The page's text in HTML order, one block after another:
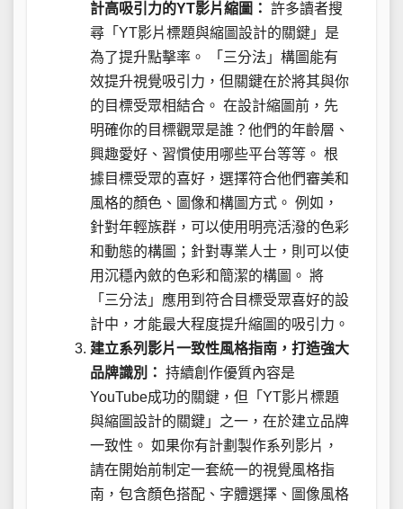
計高吸引力的YT影片縮圖： 許多讀者搜
尋「YT影片標題與縮圖設計的關鍵」是
為了提升點擊率。 「三分法」構圖能有
效提升視覺吸引力，但關鍵在於將其與你
的目標受眾相結合。 在設計縮圖前，先
明確你的目標觀眾是誰？他們的年齡層、
興趣愛好、習慣使用哪些平台等等。 根
據目標受眾的喜好，選擇符合他們審美和
風格的顏色、圖像和構圖方式。 例如，
針對年輕族群，可以使用明亮活潑的色彩
和動態的構圖；針對專業人士，則可以使
用沉穩內斂的色彩和簡潔的構圖。 將
「三分法」應用到符合目標受眾喜好的設
計中，才能最大程度提升縮圖的吸引力。
建立系列影片一致性風格指南，打造強大
品牌識別： 持續創作優質內容是
YouTube成功的關鍵，但「YT影片標題
與縮圖設計的關鍵」之一，在於建立品牌
一致性。 如果你有計劃製作系列影片，
請在開始前制定一套統一的視覺風格指
南，包含顏色搭配、字體選擇、圖像風格